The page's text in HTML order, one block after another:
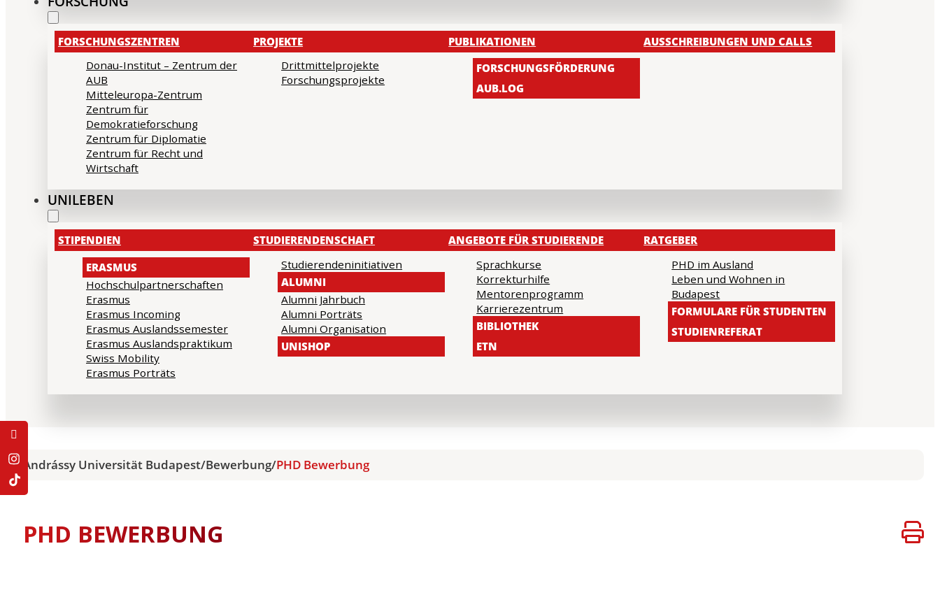
FORSCHUNGSZENTREN
Donau-Institut – Zentrum der
AUB
Mitteleuropa-Zentrum
Zentrum für
Demokratieforschung
Zentrum für Diplomatie
Zentrum für Recht und
Wirtschaft
PROJEKTE
Drittmittelprojekte
Forschungsprojekte
PUBLIKATIONEN
FORSCHUNGSFÖRDERUNG
AUB.LOG
AUSSCHREIBUNGEN UND CALLS
UNILEBEN
STIPENDIEN
ERASMUS
Hochschulpartnerschaften
Erasmus
Erasmus Incoming
Erasmus Auslandssemester
Erasmus Auslandspraktikum
Swiss Mobility
Erasmus Porträts
STUDIERENDENSCHAFT
Studierendeninitiativen
ALUMNI
Alumni Jahrbuch
Alumni Porträts
Alumni Organisation
UNISHOP
ANGEBOTE FÜR STUDIERENDE
Sprachkurse
Korrekturhilfe
Mentorenprogramm
Karrierezentrum
BIBLIOTHEK
ETN
RATGEBER
PHD im Ausland
Leben und Wohnen in
Budapest
FORMULARE FÜR STUDENTEN
STUDIENREFERAT
Andrássy Universität Budapest/Bewerbung/PHD Bewerbung
PHD BEWERBUNG